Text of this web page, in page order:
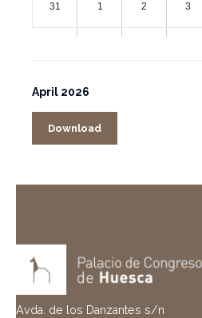
31 1 2 3
April 2026
Download
Avda. de los Danzantes s/n